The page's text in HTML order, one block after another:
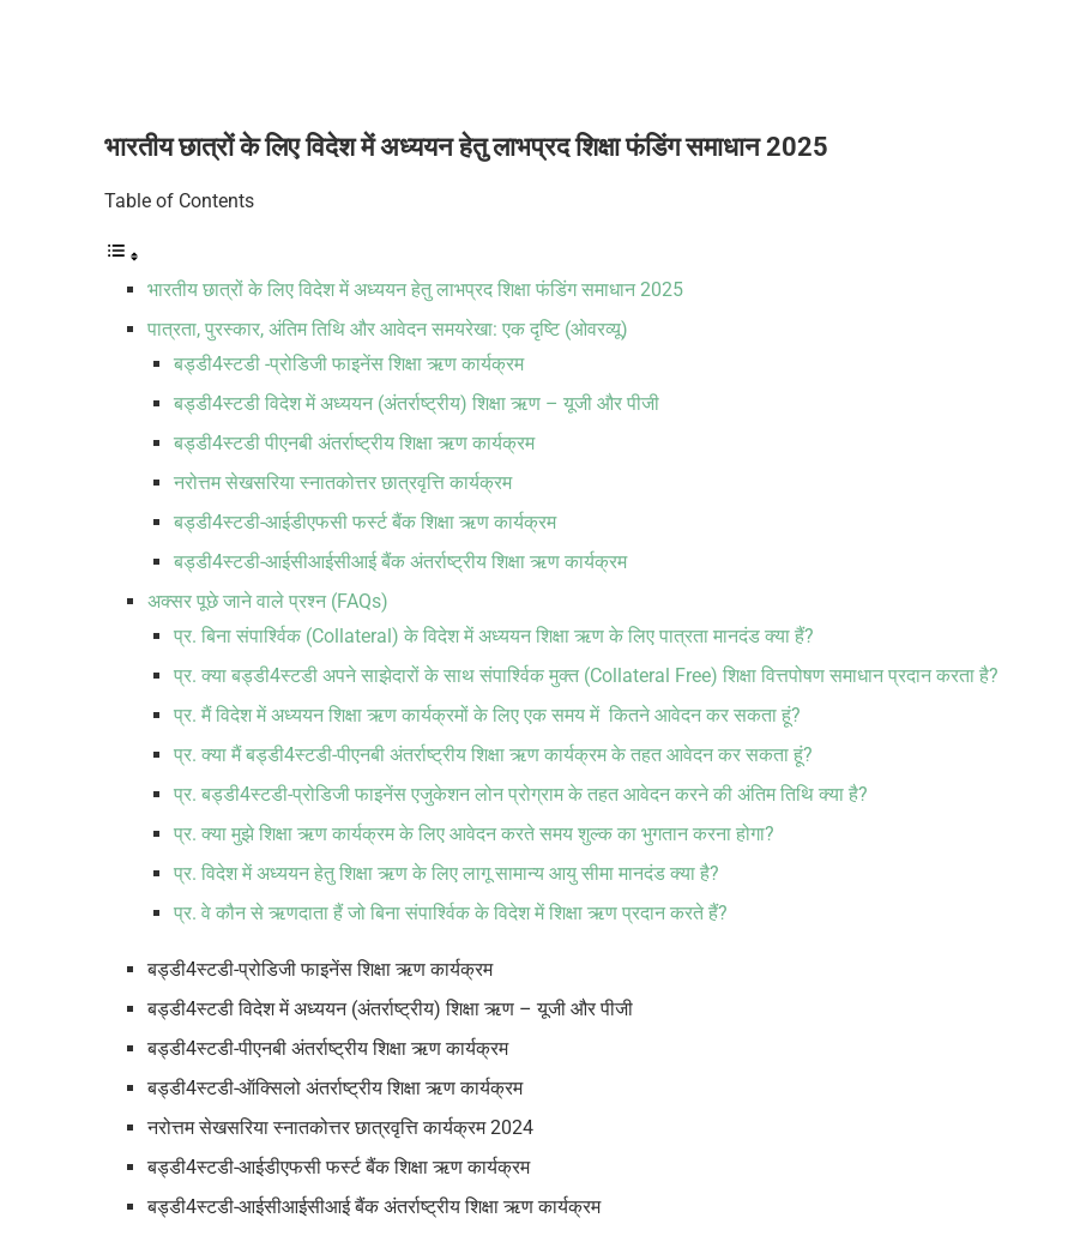
भारतीय छात्रों के लिए विदेश में अध्ययन हेतु लाभप्रद शिक्षा फंडिंग समाधान 2025
Table of Contents
भारतीय छात्रों के लिए विदेश में अध्ययन हेतु लाभप्रद शिक्षा फंडिंग समाधान 2025
पात्रता, पुरस्कार, अंतिम तिथि और आवेदन समयरेखा: एक दृष्टि (ओवरव्यू)
बड्डी4स्टडी -प्रोडिजी फाइनेंस शिक्षा ऋण कार्यक्रम
बड्डी4स्टडी विदेश में अध्ययन (अंतर्राष्ट्रीय) शिक्षा ऋण – यूजी और पीजी
बड्डी4स्टडी पीएनबी अंतर्राष्ट्रीय शिक्षा ऋण कार्यक्रम
नरोत्तम सेखसरिया स्नातकोत्तर छात्रवृत्ति कार्यक्रम
बड्डी4स्टडी-आईडीएफसी फर्स्ट बैंक शिक्षा ऋण कार्यक्रम
बड्डी4स्टडी-आईसीआईसीआई बैंक अंतर्राष्ट्रीय शिक्षा ऋण कार्यक्रम
अक्सर पूछे जाने वाले प्रश्न (FAQs)
प्र. बिना संपार्श्विक (Collateral) के विदेश में अध्ययन शिक्षा ऋण के लिए पात्रता मानदंड क्या हैं?
प्र. क्या बड्डी4स्टडी अपने साझेदारों के साथ संपार्श्विक मुक्त (Collateral Free) शिक्षा वित्तपोषण समाधान प्रदान करता है?
प्र. मैं विदेश में अध्ययन शिक्षा ऋण कार्यक्रमों के लिए एक समय में कितने आवेदन कर सकता हूं?
प्र. क्या मैं बड्डी4स्टडी-पीएनबी अंतर्राष्ट्रीय शिक्षा ऋण कार्यक्रम के तहत आवेदन कर सकता हूं?
प्र. बड्डी4स्टडी-प्रोडिजी फाइनेंस एजुकेशन लोन प्रोग्राम के तहत आवेदन करने की अंतिम तिथि क्या है?
प्र. क्या मुझे शिक्षा ऋण कार्यक्रम के लिए आवेदन करते समय शुल्क का भुगतान करना होगा?
प्र. विदेश में अध्ययन हेतु शिक्षा ऋण के लिए लागू सामान्य आयु सीमा मानदंड क्या है?
प्र. वे कौन से ऋणदाता हैं जो बिना संपार्श्विक के विदेश में शिक्षा ऋण प्रदान करते हैं?
बड्डी4स्टडी-प्रोडिजी फाइनेंस शिक्षा ऋण कार्यक्रम
बड्डी4स्टडी विदेश में अध्ययन (अंतर्राष्ट्रीय) शिक्षा ऋण – यूजी और पीजी
बड्डी4स्टडी-पीएनबी अंतर्राष्ट्रीय शिक्षा ऋण कार्यक्रम
बड्डी4स्टडी-ऑक्सिलो अंतर्राष्ट्रीय शिक्षा ऋण कार्यक्रम
नरोत्तम सेखसरिया स्नातकोत्तर छात्रवृत्ति कार्यक्रम 2024
बड्डी4स्टडी-आईडीएफसी फर्स्ट बैंक शिक्षा ऋण कार्यक्रम
बड्डी4स्टडी-आईसीआईसीआई बैंक अंतर्राष्ट्रीय शिक्षा ऋण कार्यक्रम